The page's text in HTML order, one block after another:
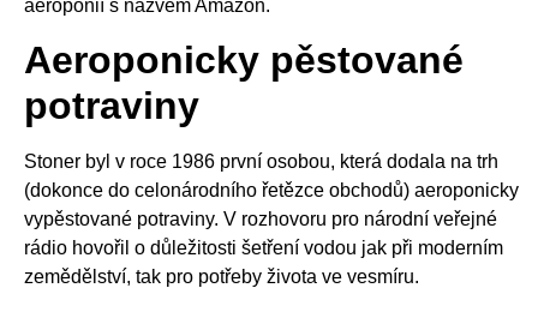
aeroponií s názvem Amazon.
Aeroponicky pěstované
potraviny
Stoner byl v roce 1986 první osobou, která dodala na trh
(dokonce do celonárodního řetězce obchodů) aeroponicky
vypěstované potraviny. V rozhovoru pro národní veřejné
rádio hovořil o důležitosti šetření vodou jak při moderním
zemědělství, tak pro potřeby života ve vesmíru.